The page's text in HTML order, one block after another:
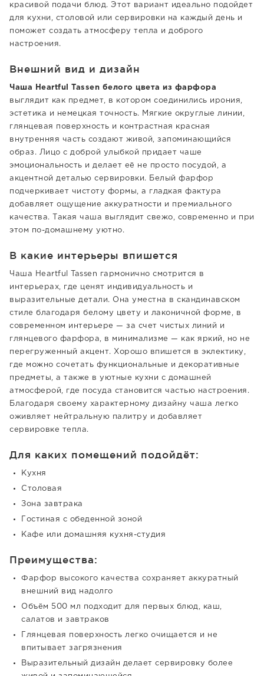
красивой подачи блюд. Этот вариант идеально подойдет
для кухни, столовой или сервировки на каждый день и
поможет создать атмосферу тепла и доброго
настроения.
Внешний вид и дизайн
Чаша Heartful Tassen белого цвета из фарфора
выглядит как предмет, в котором соединились ирония,
эстетика и немецкая точность. Мягкие округлые линии,
глянцевая поверхность и контрастная красная
внутренняя часть создают живой, запоминающийся
образ. Лицо с доброй улыбкой придает чаше
эмоциональность и делает её не просто посудой, а
акцентной деталью сервировки. Белый фарфор
подчеркивает чистоту формы, а гладкая фактура
добавляет ощущение аккуратности и премиального
качества. Такая чаша выглядит свежо, современно и при
этом по-домашнему уютно.
В какие интерьеры впишется
Чаша Heartful Tassen гармонично смотрится в
интерьерах, где ценят индивидуальность и
выразительные детали. Она уместна в скандинавском
стиле благодаря белому цвету и лаконичной форме, в
современном интерьере — за счет чистых линий и
глянцевого фарфора, в минимализме — как яркий, но не
перегруженный акцент. Хорошо впишется в эклектику,
где можно сочетать функциональные и декоративные
предметы, а также в уютные кухни с домашней
атмосферой, где посуда становится частью настроения.
Благодаря своему характерному дизайну чаша легко
оживляет нейтральную палитру и добавляет
сервировке тепла.
Для каких помещений подойдёт:
Кухня
Столовая
Зона завтрака
Гостиная с обеденной зоной
Кафе или домашняя кухня-студия
Преимущества:
Фарфор высокого качества сохраняет аккуратный
внешний вид надолго
Объём 500 мл подходит для первых блюд, каш,
салатов и завтраков
Глянцевая поверхность легко очищается и не
впитывает загрязнения
Выразительный дизайн делает сервировку более